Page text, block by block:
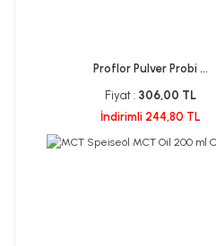
Proflor Pulver Probi ...
Fiyat : 306,00 TL
İndirimli 244,80 TL